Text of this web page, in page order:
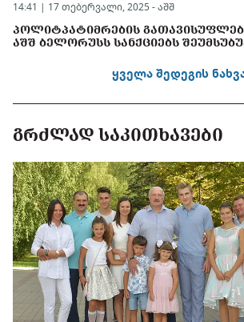
14:41 | 17 თებერვალი, 2025 - აშშ
ᲞᲝᲚᲘᲢᲞᲐᲢᲘᲛᲠᲔᲑᲘᲡ
ᲐᲨᲨ ᲑᲔᲚᲝᲠᲣᲡᲡ ᲡᲐᲜᲥᲪᲘᲔᲑᲡ
ყველა შედეგის
ᲒᲠᲫᲚᲐᲓ ᲡᲐᲙᲘᲗᲮᲐᲕᲔᲑᲘ